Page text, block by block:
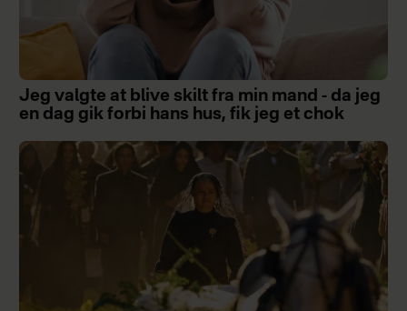
Jeg valgte at blive skilt fra min mand - da jeg
en dag gik forbi hans hus, fik jeg et chok